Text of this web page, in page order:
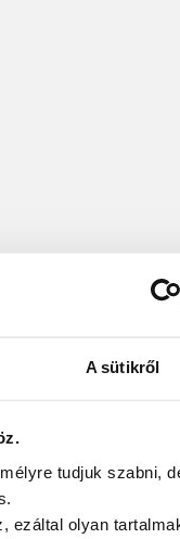
A sütikről
tudjuk szabni,
ezáltal olyan